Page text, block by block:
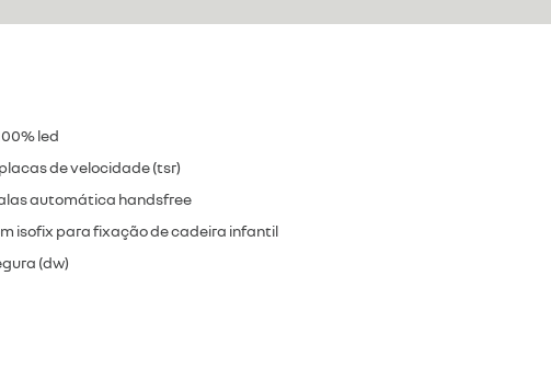
led
de velocidade (tsr)
automática handsfree
isofix para fixação de cadeira infantil
(dw)